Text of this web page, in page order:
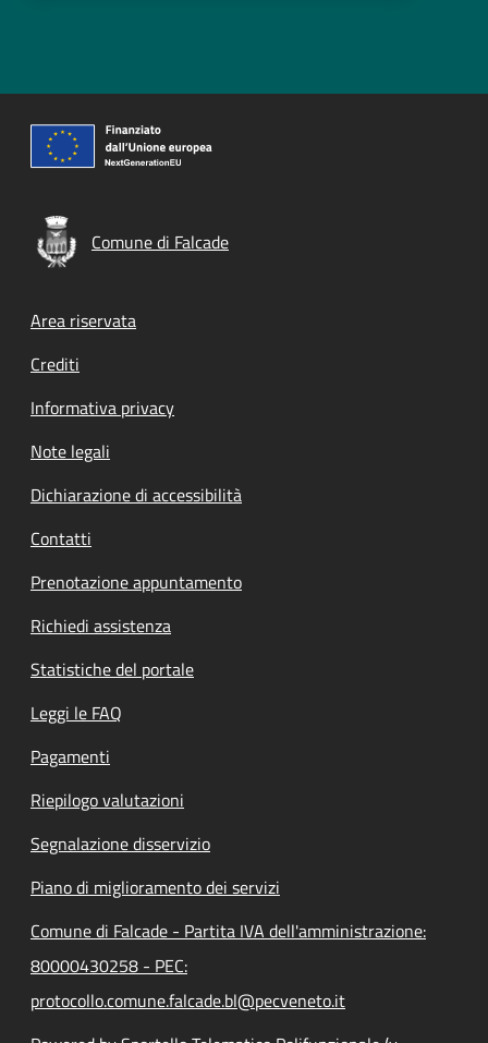
Comune di Falcade
Footer menu
Area riservata
Crediti
Informativa privacy
Note legali
Dichiarazione di accessibilità
Contatti
Prenotazione appuntamento
Richiedi assistenza
Statistiche del portale
Leggi le FAQ
Pagamenti
Riepilogo valutazioni
Segnalazione disservizio
Piano di miglioramento dei servizi
Comune di Falcade - Partita IVA dell'amministrazione:
80000430258 - PEC:
protocollo.comune.falcade.bl@pecveneto.it